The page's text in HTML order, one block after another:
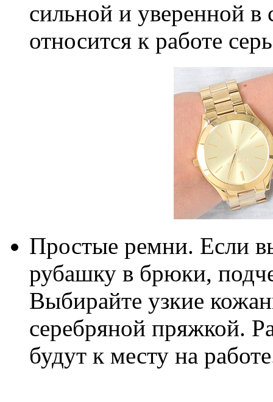
сильной и уверенной
относится к работе
Простые ремни. Если
рубашку в брюки,
Выбирайте узкие
серебряной пряжкой.
будут к месту на